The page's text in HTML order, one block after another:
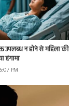
उपलब्ध न होने से महिला की
हंगामा
PM